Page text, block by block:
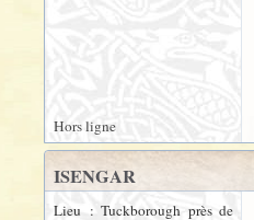
Hors ligne
ISENGAR
Lieu : Tuckborough près de